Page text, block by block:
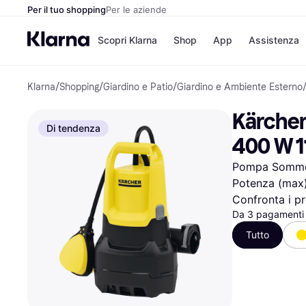
Per il tuo shoppingPer le aziende
Scopri Klarna
Opzioni di
Paga ora
Paga in 3 rate
Paga dopo 30 giorni
Finanziamento
Shop
Negozi
Unieuro
Media
eBay
Zalando
Elenco negozi
App Assistenza
Klarna/Shopping/Giardino e Patio/Giardino e Ambiente Esterno/
Di tendenza
400 W
Pompa
Potenza
Confronta i
Da 3
Tutto